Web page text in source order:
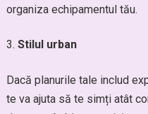
organiza echipamentul tău.
Stilul urban
Dacă planurile tale includ
te va ajuta să te simți atât